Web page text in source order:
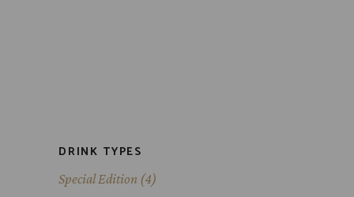
DRINK TYPES
Special Edition (4)